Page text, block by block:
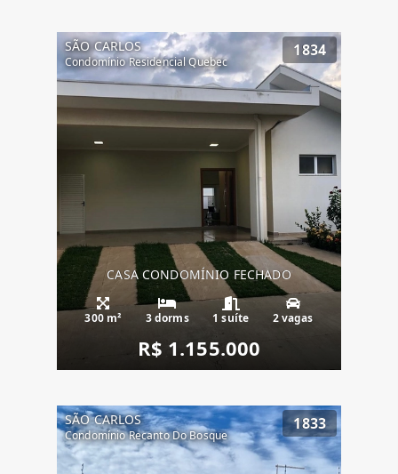
SÃO CARLOS
Condomínio Residencial Quebec
1834
CASA CONDOMÍNIO FECHADO
300 m² 3 dorms 1 suíte 2 vagas
R$ 1.155.000
SÃO CARLOS
Condomínio Recanto Do Bosque
1833